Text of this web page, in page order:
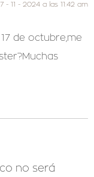
7 - 11 - 2024 a las 11:42 am
de octubre,me
no será